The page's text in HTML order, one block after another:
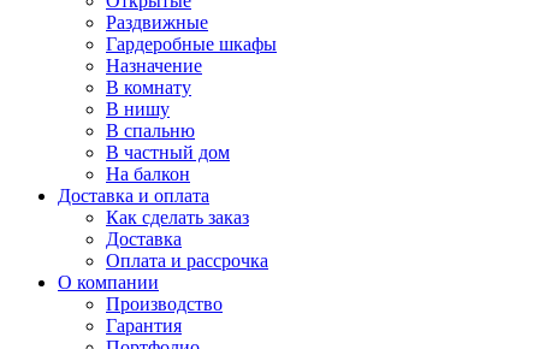
Раздвижные
Гардеробные шкафы
Назначение
В комнату
В нишу
В спальню
В частный дом
На балкон
Доставка и оплата
Как сделать заказ
Доставка
Оплата и рассрочка
О компании
Производство
Гарантия